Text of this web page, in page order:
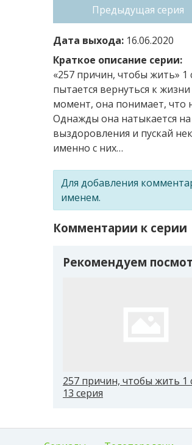
Предыдущая серия
Дата выхода: 16.06.2020
Краткое описание серии:
«257 причин, чтобы жить»
пытается вернуться к
момент, она понимает, что
Однажды она натыкается
выздоровления и пускай
именно с них…
Для добавления
именем.
Комментарии к серии
Рекомендуем
257 причин, чтобы жить 1
13 серия